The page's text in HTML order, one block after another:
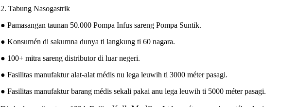
2. Tabung Nasogastrik
● Pamasangan taunan 50.000 Pompa Infus sareng Pompa Suntik.
● Konsumén di sakumna dunya ti langkung ti 60 nagara.
● 100+ mitra sareng distributor di luar negeri.
● Fasilitas manufaktur alat-alat médis nu lega leuwih ti 3000 méter pasagi.
● Fasilitas manufaktur barang médis sekali pakai anu lega leuwih ti 5000 méter pasagi.